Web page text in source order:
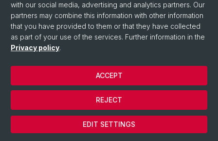
© Université de Bâle
with our social media, advertising and analytics partners. Our
partners may combine this information with other information
that you have provided to them or that they have collected
as part of your use of the services. Further information in the
Privacy policy.
EDIT SETTINGS
REJECT
ACCEPT